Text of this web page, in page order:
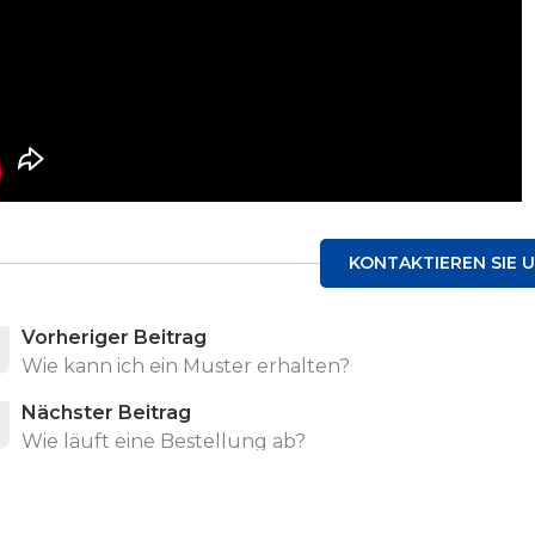
KONTAKTIEREN SIE
Vorheriger Beitrag
Wie kann ich ein Muster erhalten?
Nächster Beitrag
Wie läuft eine Bestellung ab?